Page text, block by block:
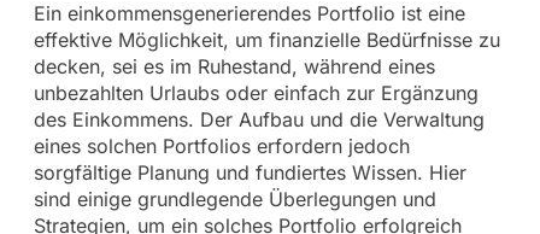
Ein einkommensgenerierendes Portfolio ist eine
effektive Möglichkeit, um finanzielle Bedürfnisse zu
decken, sei es im Ruhestand, während eines
unbezahlten Urlaubs oder einfach zur Ergänzung
des Einkommens. Der Aufbau und die Verwaltung
eines solchen Portfolios erfordern jedoch
sorgfältige Planung und fundiertes Wissen. Hier
sind einige grundlegende Überlegungen und
Strategien, um ein solches Portfolio erfolgreich